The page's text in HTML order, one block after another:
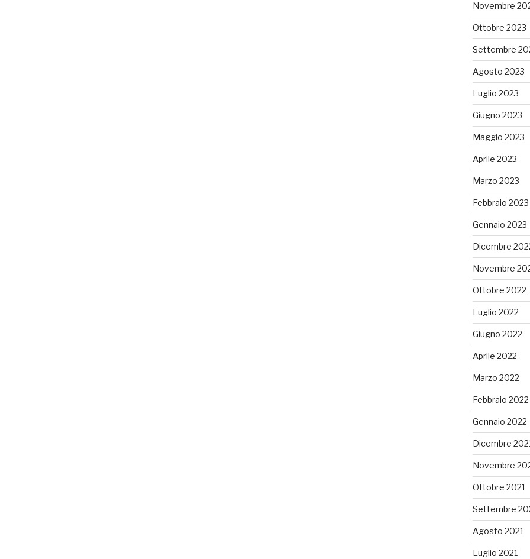
Novembre
Ottobre 2023
Settembre
Agosto 2023
Luglio 2023
Giugno 2023
Maggio 2023
Aprile 2023
Marzo 2023
Febbraio 2023
Gennaio 2023
Dicembre
Novembre
Ottobre 2022
Luglio 2022
Giugno 2022
Aprile 2022
Marzo 2022
Febbraio 2022
Gennaio 2022
Dicembre
Novembre
Ottobre 2021
Settembre
Agosto 2021
Luglio 2021